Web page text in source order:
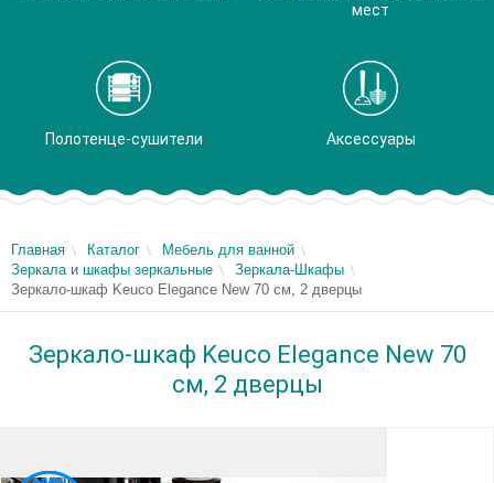
мест
Полотенце-сушители Аксессуары
Главная Каталог
Мебель для ванной
Зеркала и шкафы зеркальные
Зеркала-Шкафы
Зеркало-шкаф Keuco Elegance New 70 см, 2 дверцы
Зеркало-шкаф Keuco Elegance New 70
см, 2 дверцы